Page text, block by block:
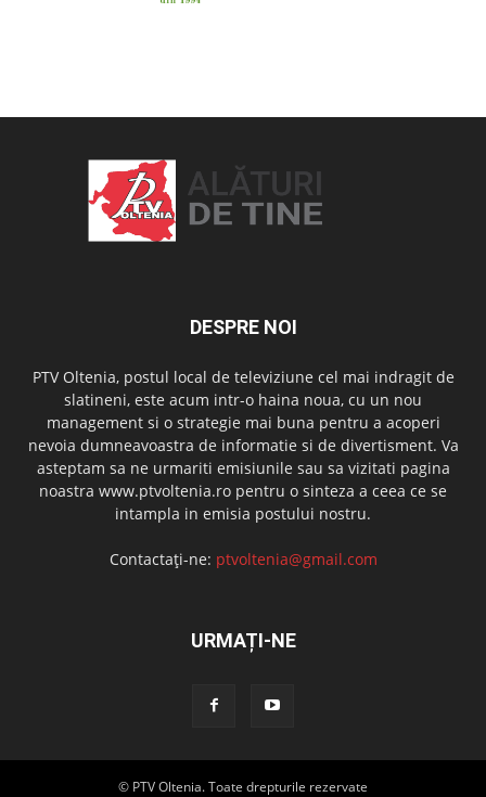
DESPRE NOI
PTV Oltenia, postul local de televiziune cel mai indragit de
slatineni, este acum intr-o haina noua, cu un nou
management si o strategie mai buna pentru a acoperi
nevoia dumneavoastra de informatie si de divertisment. Va
asteptam sa ne urmariti emisiunile sau sa vizitati pagina
noastra www.ptvoltenia.ro pentru o sinteza a ceea ce se
intampla in emisia postului nostru.
Contactați-ne: ptvoltenia@gmail.com
URMAȚI-NE
© PTV Oltenia. Toate drepturile rezervate